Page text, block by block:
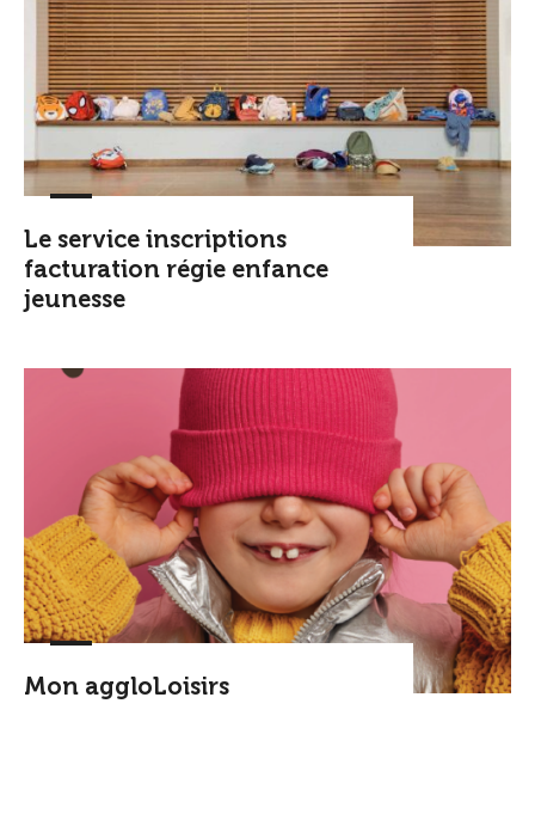
Le service inscriptions
facturation régie enfance
jeunesse
Mon aggloLoisirs